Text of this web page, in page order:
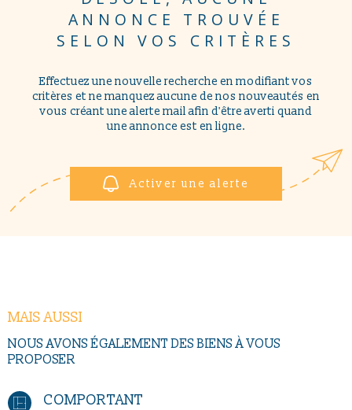
NOUS
ANNONCE TROUVÉE
SELON VOS CRITÈRES
Effectuez une nouvelle recherche en modifiant vos
critères et ne manquez aucune de nos nouveautés en
vous créant une alerte mail afin d'être averti quand
une annonce est en ligne.
Activer une alerte
MAIS AUSSI
NOUS AVONS ÉGALEMENT DES BIENS À VOUS
PROPOSER
COMPORTANT
Pièces
PIÈCES
RÉFÉRENCE
PLUS DE CRITÈRES